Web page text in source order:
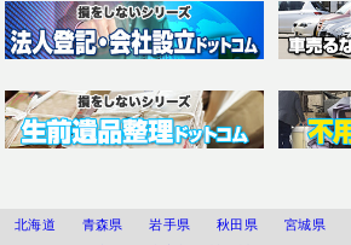
北海道 青森県 岩手県 秋田県 宮城県